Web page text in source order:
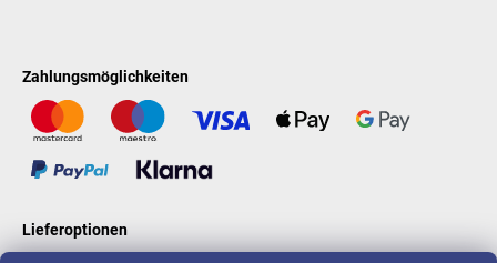
Zahlungsmöglichkeiten
Lieferoptionen